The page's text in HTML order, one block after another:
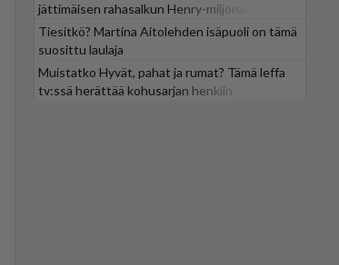
jättimäisen rahasalkun Henry-miljonääriltä
Tiesitkö? Martina Aitolehden isäpuoli on tämä
suosittu laulaja
Muistatko Hyvät, pahat ja rumat? Tämä leffa
tv:ssä herättää kohusarjan henkiin